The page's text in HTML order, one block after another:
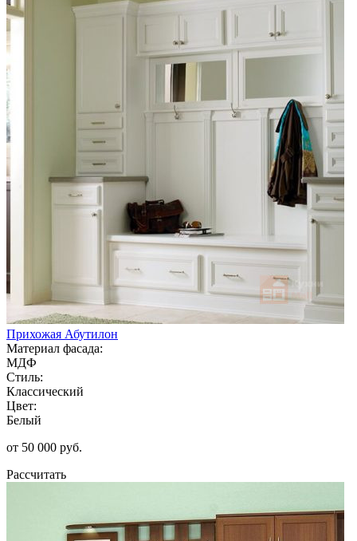
Прихожая Абутилон
Материал фасада:
МДФ
Стиль:
Классический
Цвет:
Белый
от 50 000 руб.
Рассчитать